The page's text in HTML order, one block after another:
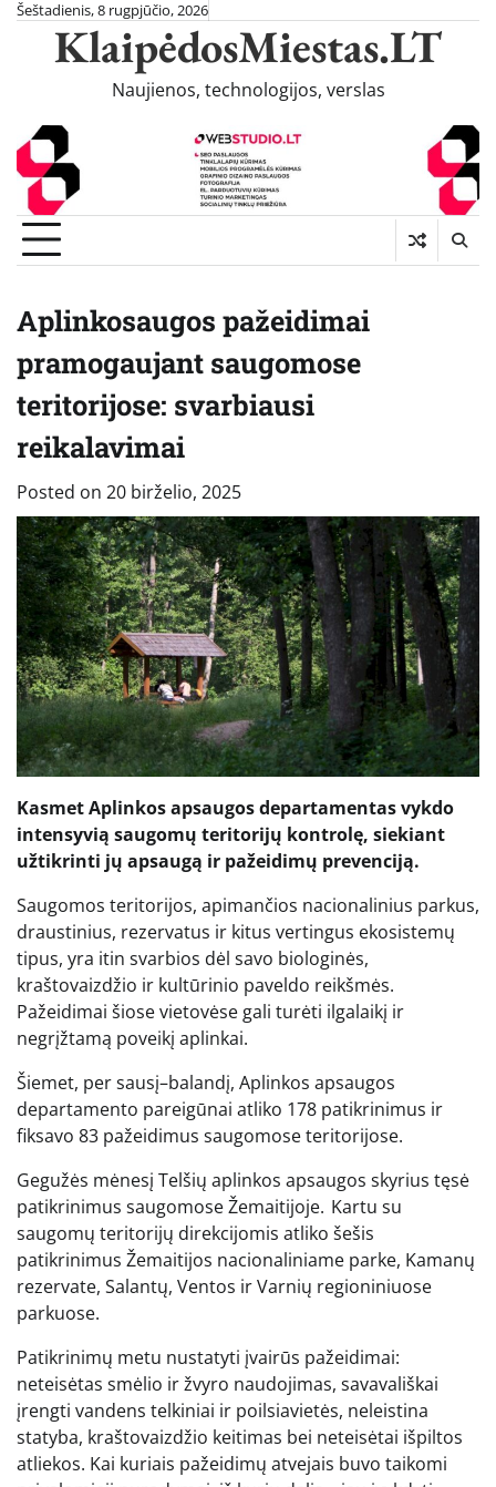
Skip
content
Šeštadienis, 8 rugpjūčio, 2026
KlaipėdosMiestas.LT
Naujienos, technologijos, verslas
Aplinkosaugos pažeidimai
pramogaujant saugomose
teritorijose: svarbiausi
reikalavimai
Posted on 20 birželio, 2025
Kasmet Aplinkos apsaugos departamentas vykdo
intensyvią saugomų teritorijų kontrolę, siekiant
užtikrinti jų apsaugą ir pažeidimų prevenciją.
Saugomos teritorijos, apimančios nacionalinius parkus,
draustinius, rezervatus ir kitus vertingus ekosistemų
tipus, yra itin svarbios dėl savo biologinės,
kraštovaizdžio ir kultūrinio paveldo reikšmės.
Pažeidimai šiose vietovėse gali turėti ilgalaikį ir
negrįžtamą poveikį aplinkai.
Šiemet, per sausį–balandį, Aplinkos apsaugos
departamento pareigūnai atliko 178 patikrinimus ir
fiksavo 83 pažeidimus saugomose teritorijose.
Gegužės mėnesį Telšių aplinkos apsaugos skyrius tęsė
patikrinimus saugomose Žemaitijoje. Kartu su
saugomų teritorijų direkcijomis atliko šešis
patikrinimus Žemaitijos nacionaliniame parke, Kamanų
rezervate, Salantų, Ventos ir Varnių regioniniuose
parkuose.
Patikrinimų metu nustatyti įvairūs pažeidimai:
neteisėtas smėlio ir žvyro naudojimas, savavališkai
įrengti vandens telkiniai ir poilsiavietės, neleistina
statyba, kraštovaizdžio keitimas bei neteisėtai išpiltos
atliekos. Kai kuriais pažeidimų atvejais buvo taikomi